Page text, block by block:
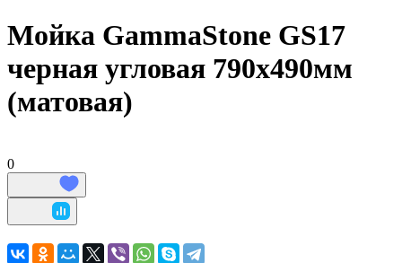
Мойка GammaStone GS17
черная угловая 790х490мм
(матовая)
0